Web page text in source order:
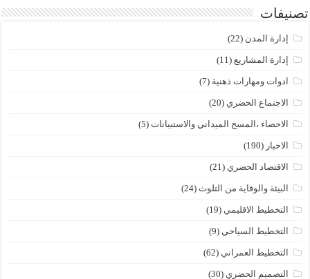
تصنيفات
إدارة المدن (22)
إدارة المشاريع (11)
ادوات ومهارات ذهنية (7)
الاجتماع الحضري (20)
الاحصاء ،المسح الميداني والاستبيانات (5)
الاخبار (190)
الاقتصاد الحضري (21)
البيئة والوقاية من التلوث (24)
التخطيط الاقليمي (19)
التخطيط السياحي (9)
التخطيط العمراني (62)
التصميم الحضري (30)